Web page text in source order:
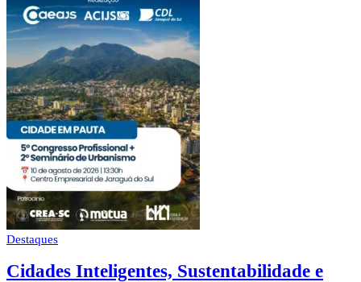
Destaques
Cidades Inteligentes, Sustentabilidade e